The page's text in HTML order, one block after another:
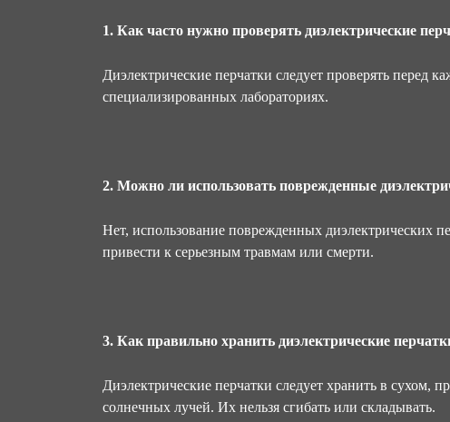
1. Как часто нужно проверять диэлектрические
Диэлектрические перчатки следует проверять перед
специализированных лабораториях.
2. Можно ли использовать поврежденные
Нет, использование поврежденных диэлектрических
привести к серьезным травмам или смерти.
3. Как правильно хранить диэлектрические
Диэлектрические перчатки следует хранить в сухом,
солнечных лучей. Их нельзя сгибать или складывать.